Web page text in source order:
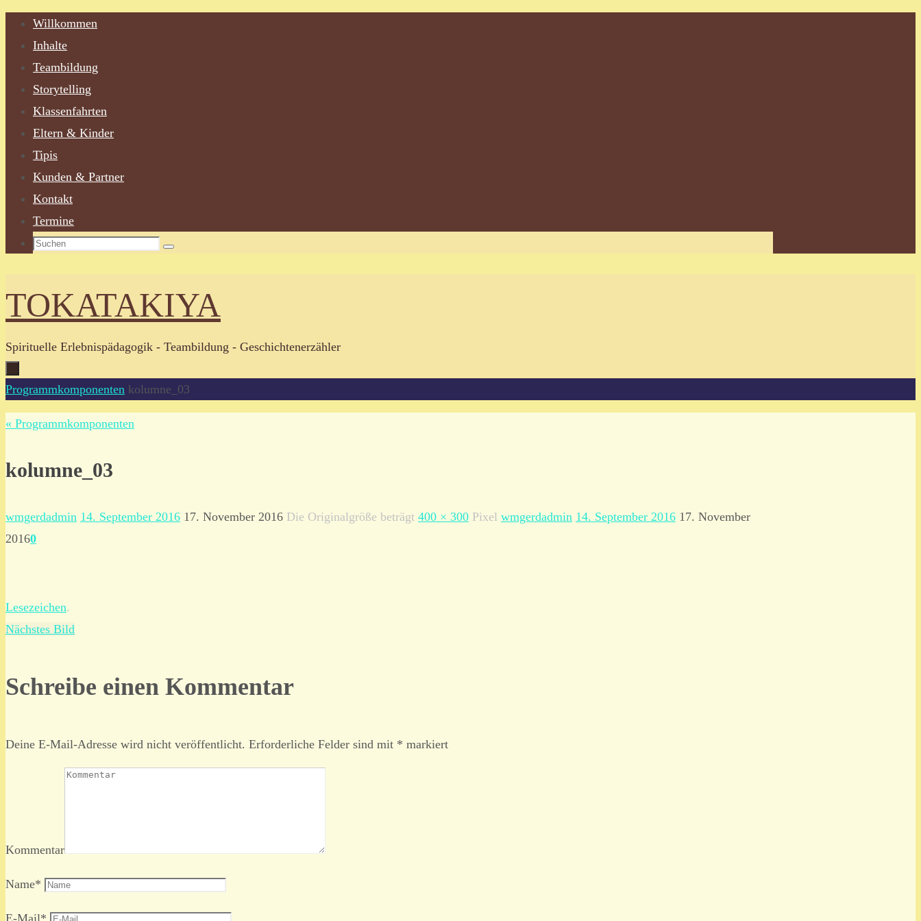
Zum
Inhalt
springen
Willkommen
Inhalte
Teambildung
Storytelling
Klassenfahrten
Eltern & Kinder
Tipis
Kunden & Partner
Kontakt
Termine
Suchen
Suchen
TOKATAKIYA
Spirituelle Erlebnispädagogik - Teambildung - Geschichtenerzähler
Zum
Inhalt
springen
Start
Programmkomponenten kolumne_03
« Programmkomponenten
kolumne_03
wmgerdadmin 14. September 2016 17. November 2016 Die Originalgröße beträgt 400 × 300 Pixel wmgerdadmin 14. September 2016 17. November
20160
Lesezeichen.
Nächstes Bild
Schreibe einen Kommentar
Deine E-Mail-Adresse wird nicht veröffentlicht. Erforderliche Felder sind mit * markiert
Kommentar
Name*
E-Mail*